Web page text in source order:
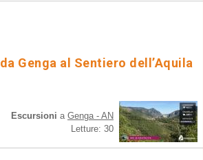
Genga al Sentiero dell’Aquila
Escursioni a Genga - AN
Letture: 30